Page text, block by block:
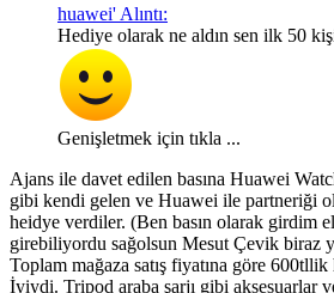
huawei' Alıntı:
Hediye olarak ne aldın sen ilk 50
Genişletmek için tıkla ...
Ajans ile davet edilen basına Huawei
gibi kendi gelen ve Huawei ile partneriği
heidye verdiler. (Ben basın olarak girdim
girebiliyordu sağolsun Mesut Çevik biraz
Toplam mağaza satış fiyatına göre
İyiydi. Tripod araba şarjı gibi aksesuarlar